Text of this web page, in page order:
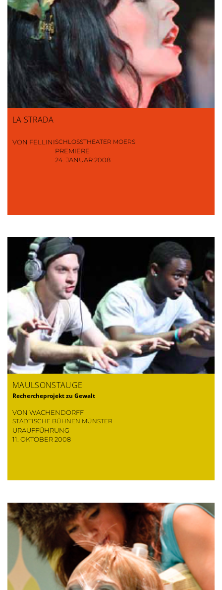
LA STRADA
VON FELLINISCHLOSSTHEATER MOERS
PREMIERE
24. JANUAR 2008
MAULSONSTAUGE
Rechercheprojekt zu Gewalt
VON WACHENDORFF
STÄDTISCHE BÜHNEN MÜNSTER
URAUFFÜHRUNG
11. OKTOBER 2008